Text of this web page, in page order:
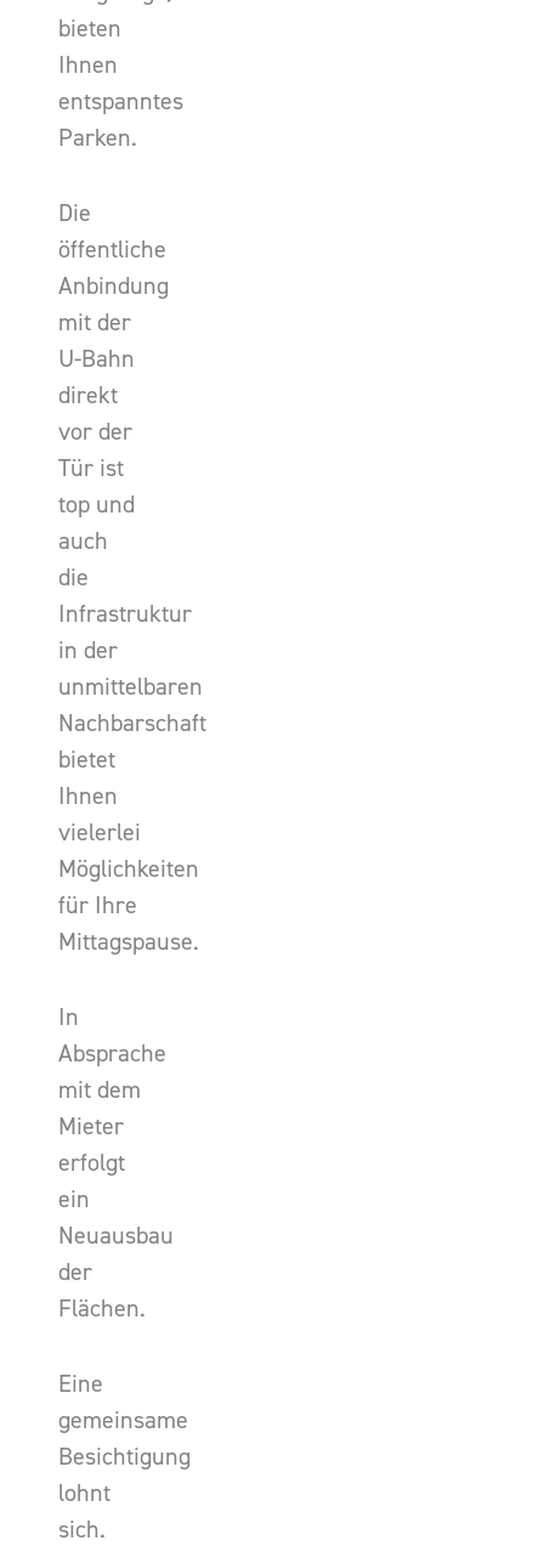
bieten
Ihnen
entspanntes
Parken.
Die
öffentliche
Anbindung
mit der
U-Bahn
direkt
vor der
Tür ist
top und
auch
die
Infrastruktur
in der
unmittelbaren
Nachbarschaft
bietet
Ihnen
vielerlei
Möglichkeiten
für Ihre
Mittagspause.
In
Absprache
mit dem
Mieter
erfolgt
ein
Neuausbau
der
Flächen.
Eine
gemeinsame
Besichtigung
lohnt
sich.